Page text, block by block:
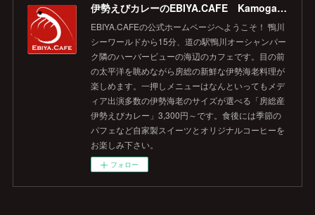
伊勢えびカレーのEBIYA.CAFE Kamogawa 【公式】
EBIYA.CAFEの公式ホームページへようこそ！ 鴨川
シーワールドから15分、道の駅鴨川オーシャンパー
ク隣のハーバービューの海辺のカフェです。目の前
の太平洋を眺めながら房総の新鮮な伊勢海老料理が
楽しめます。一押しメニューはなんといってもメデ
ィア出演多数の伊勢海老のサイズが選べる「房総産
伊勢えびカレー」3,300円～です。食後には季節の
パフェなど自家製スイーツとオリジナルコーヒーを
お楽しみ下さい。
フォロー